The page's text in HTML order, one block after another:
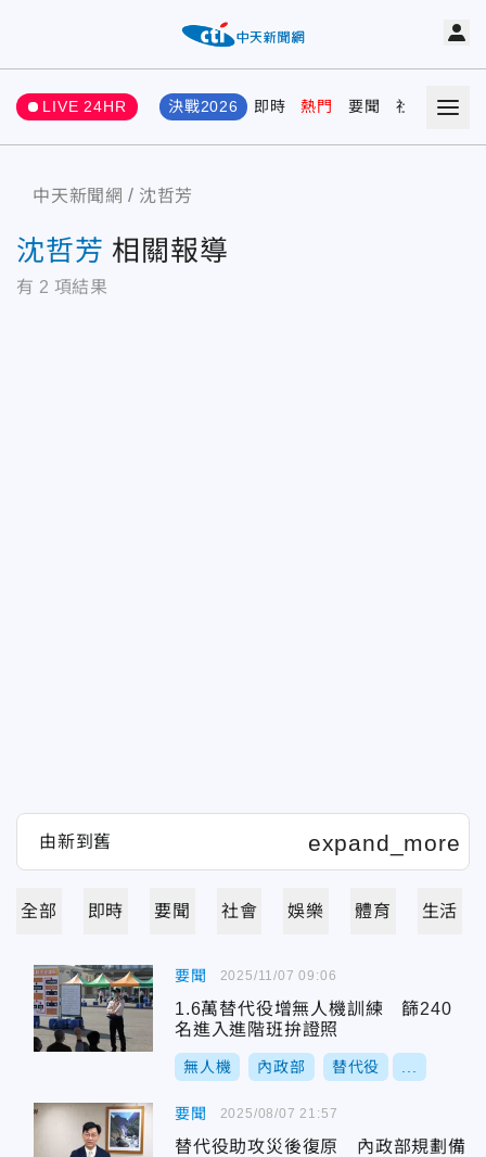
LIVE 24HR 決戰2026 即時 熱門 要聞 社會 娛樂
中天新聞網 沈哲芳
沈哲芳 相關報導
有 2 項結果
全部 即時 要聞 社會 娛樂 體育 生活
要聞
1.6萬替代役增無人機訓練 篩240
名進入進階班拚證照
無人機 內政部 替代役
2025/11/07 09:06
要聞
替代役助攻災後復原 內政部規劃備
2025/08/07 21:57